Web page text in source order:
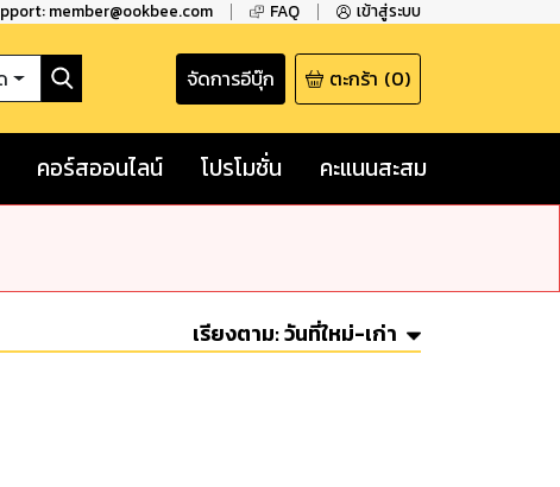
member@ookbee.com FAQ เข้าสู่ระบบ
จัดการอีบุ๊ก ตะกร้า (0)
คอร์สออนไลน์ โปรโมชั่น คะแนนสะสม
เรียงตาม:วันที่ใหม่-เก่า